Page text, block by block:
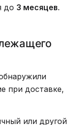
до 3 месяцев.
при доставке,
или другой